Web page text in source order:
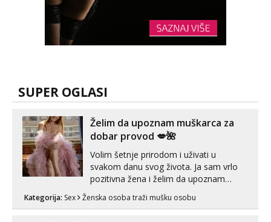
SUPER OGLASI
Želim da upoznam muškarca za
dobar provod 💋🌺
Volim šetnje prirodom i uživati u
svakom danu svog života. Ja sam vrlo
pozitivna žena i želim da upoznam
može i nešto više.💋🌺 Klikni na link
Kategorija: Sex Ženska osoba traži mušku osobu